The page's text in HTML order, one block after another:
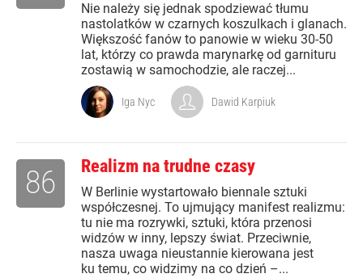
Nie należy się jednak spodziewać tłumu
nastolatków w czarnych koszulkach i glanach.
Większość fanów to panowie w wieku 30-50
lat, którzy co prawda marynarkę od garnituru
zostawią w samochodzie, ale raczej...
Iga Nyc Dawid Karpiuk
Realizm na trudne czasy
W Berlinie wystartowało biennale sztuki
współczesnej. To ujmujący manifest realizmu:
tu nie ma rozrywki, sztuki, która przenosi
widzów w inny, lepszy świat. Przeciwnie,
nasza uwaga nieustannie kierowana jest
ku temu, co widzimy na co dzień –...
86